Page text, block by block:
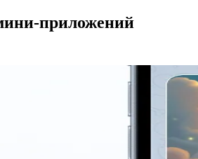
приложений